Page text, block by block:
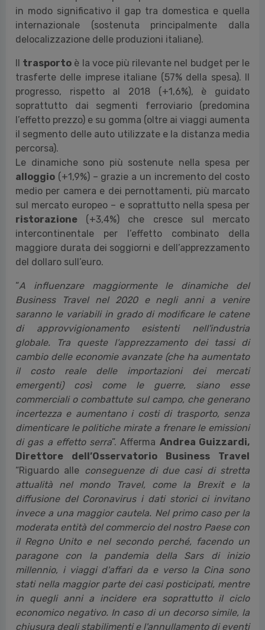
in modo significativo il gap tra domestica e quella
internazionale (sostenuta principalmente dalla
delocalizzazione delle produzioni italiane).
Il trasporto è la voce più rilevante nel budget per le
trasferte delle imprese italiane (57% della spesa). Il
progresso, rispetto al 2018 (+1,6%), è guidato
soprattutto dai segmenti ferroviario (predomina
l’effetto prezzo) e su gomma (oltre ai viaggi aumenta
il segmento delle auto utilizzate e la distanza media
percorsa).
Le dinamiche sono più sostenute nella spesa per
alloggio (+1,9%) – grazie a un incremento del costo
medio per camera e dei pernottamenti, più marcato
sul mercato europeo – e soprattutto nella spesa per
ristorazione (+3,4%) che cresce sul mercato
intercontinentale per l’effetto combinato della
maggiore durata dei soggiorni e dell’apprezzamento
del dollaro sull’euro.
“A influenzare maggiormente le dinamiche del
Business Travel nel 2020 e negli anni a venire
saranno le variabili in grado di modificare le catene
di approvvigionamento esistenti nell'industria
globale. Tra queste l’apprezzamento dei tassi di
cambio delle economie avanzate (che ha aumentato
il costo reale delle importazioni dei mercati
emergenti) così come le guerre, siano esse
commerciali o combattute sul campo, che generano
incertezza e aumentano i costi di trasporto, senza
dimenticare le politiche mirate a frenare le emissioni
di gas a effetto serra”. Afferma Andrea Guizzardi,
Direttore dell’Osservatorio Business Travel
“Riguardo alle conseguenze di due casi di stretta
attualità nel mondo Travel, come la Brexit e la
diffusione del Coronavirus i dati storici ci invitano
invece a una maggior cautela. Nel primo caso per la
moderata entità del commercio del nostro Paese con
il Regno Unito e nel secondo perché, facendo un
paragone con la pandemia della Sars di inizio
millennio, i viaggi d'affari da e verso la Cina sono
stati nella maggior parte dei casi posticipati, mentre
in quegli anni a incidere era soprattutto il ciclo
economico negativo. In caso di un decorso simile, la
chiusura degli stabilimenti e l'annullamento di eventi